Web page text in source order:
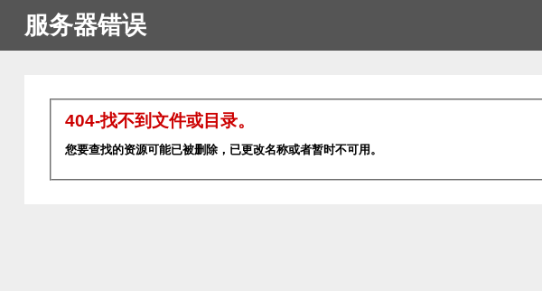
服务器错误
404-找不到文件或目录。
您要查找的资源可能已被删除，已更改名称或者暂时不可用。